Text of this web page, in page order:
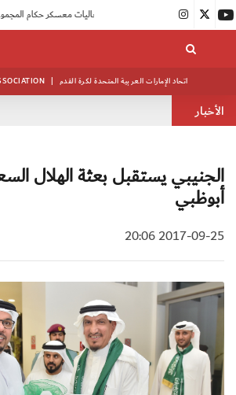
| اتحاد الإمارات العربية المتحدة لكرة القدم
الأخبار
الجنيبي يستقبل بعثة الهلال
أبوظبي
2017-09-25 20:06